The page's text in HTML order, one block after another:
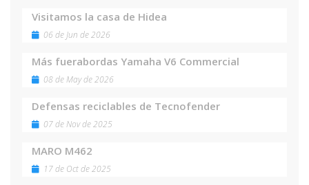
Visitamos la casa de Hidea
06 de Jun de 2026
Más fuerabordas Yamaha V6 Commercial
08 de May de 2026
Defensas reciclables de Tecnofender
07 de Nov de 2025
MARO M462
17 de Oct de 2025